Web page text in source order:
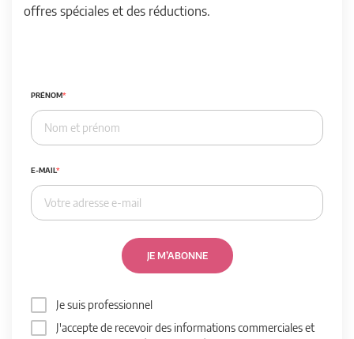
offres spéciales et des réductions.
PRÉNOM
E-MAIL
JE M’ABONNE
Je suis professionnel
J'accepte de recevoir des informations commerciales et